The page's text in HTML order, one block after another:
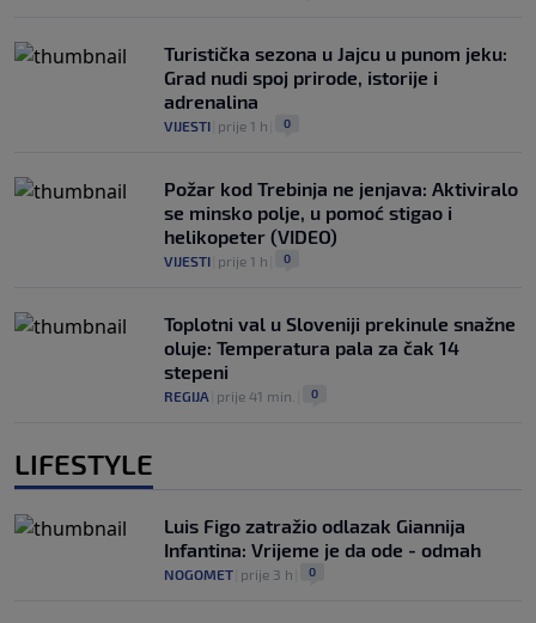
Turistička sezona u Jajcu u punom jeku:
Grad nudi spoj prirode, istorije i
adrenalina
VIJESTI prije 1 h 0
Požar kod Trebinja ne jenjava: Aktiviralo
se minsko polje, u pomoć stigao i
helikopeter (VIDEO)
VIJESTI prije 1 h 0
Toplotni val u Sloveniji prekinule snažne
oluje: Temperatura pala za čak 14
stepeni
REGIJA prije 41 min. 0
LIFESTYLE
Luis Figo zatražio odlazak Giannija
Infantina: Vrijeme je da ode - odmah
NOGOMET prije 3 h 0